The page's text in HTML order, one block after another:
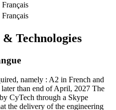
Français
Français
Technologies
namely : A2 in French and
than end of April, 2027 The
CyTech through a Skype
the delivery of the engineering